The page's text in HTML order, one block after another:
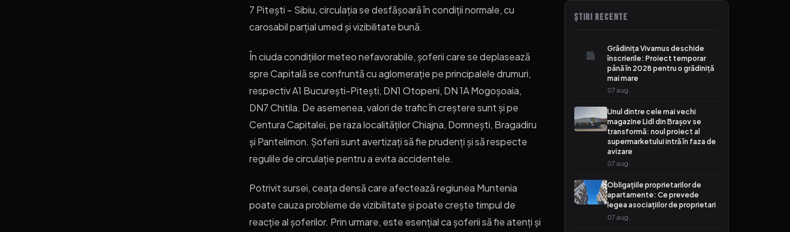
7 Pitești – Sibiu, circulația se desfășoară în condiții normale, cu
carosabil parțial umed și vizibilitate bună.
În ciuda condițiilor meteo nefavorabile, șoferii care se deplasează
spre Capitală se confruntă cu aglomerație pe principalele drumuri,
respectiv A1 București-Pitești, DN1 Otopeni, DN 1A Mogoșoaia,
DN7 Chitila. De asemenea, valori de trafic în creștere sunt și pe
Centura Capitalei, pe raza localităților Chiajna, Domnești, Bragadiru
și Pantelimon. Șoferii sunt avertizați să fie prudenți și să respecte
regulile de circulație pentru a evita accidentele.
Potrivit sursei, ceața densă care afectează regiunea Muntenia
poate cauza probleme de vizibilitate și poate crește timpul de
reacție al șoferilor. Prin urmare, este esențial ca șoferii să fie atenți și
ȘTIRI RECENTE
Grădinița Vivamus deschide
înscrierile: Proiect temporar
până în 2028 pentru o grădiniță
mai mare
07 aug.
Unul dintre cele mai vechi
magazine Lidl din Brașov se
transformă: noul proiect al
supermarketului intră în faza de
avizare
07 aug.
Obligațiile proprietarilor de
apartamente: Ce prevede
legea asociațiilor de proprietari
07 aug.